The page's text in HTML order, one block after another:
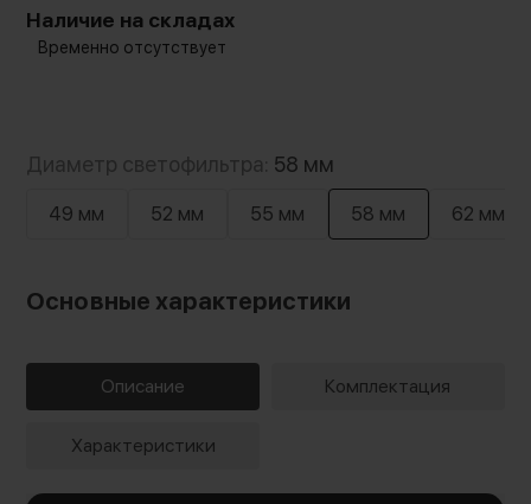
Наличие на складах
Временно отсутствует
Диаметр светофильтра: 58 мм
49 мм 52 мм 55 мм 58 мм 62 мм
Основные характеристики
Описание Комплектация
Характеристики